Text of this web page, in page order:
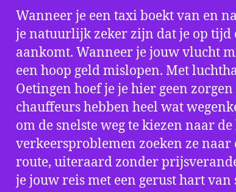
Wanneer je een taxi boekt van en
je natuurlijk zeker zijn dat je op tijd
aankomt. Wanneer je jouw vlucht
een hoop geld mislopen. Met
Oetingen hoef je je hier geen
chauffeurs hebben heel wat
om de snelste weg te kiezen naar
verkeersproblemen zoeken ze
route, uiteraard zonder
je jouw reis met een gerust hart van